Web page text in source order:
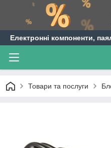
Електронні компоненти,
Товари та послуги